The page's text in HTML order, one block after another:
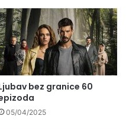
bez granice 60
05/04/2025